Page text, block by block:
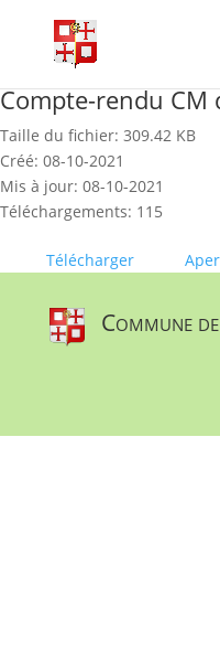
content
Compte-rendu CM
Taille du fichier: 309.42 KB
Créé: 08-10-2021
Mis à jour: 08-10-2021
Téléchargements: 115
Télécharger
Commune